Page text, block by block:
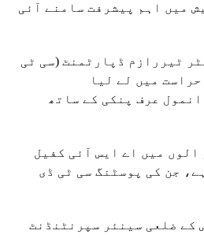
میں اہم پیشرفت سامنے آئی
ٹیررازم ڈپارٹمنٹ (سی ٹی
کو حراست میں لے لیا
عرف پنکی کے ساتھ
میں اے ایس آئی کفیل
جن کی پوسٹنگ سی ٹی ڈی
کے ضلعی سینئر سپرنٹنڈنٹ